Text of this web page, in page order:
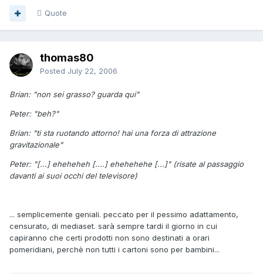
Quote
thomas80
Posted July 22, 2006
Brian: "non sei grasso? guarda qui"
Peter: "beh?"
Brian: "ti sta ruotando attorno! hai una forza di attrazione
gravitazionale"
Peter: "[...] eheheheh [....] ehehehehe [...]" (risate al passaggio
davanti ai suoi occhi del televisore)
... semplicemente geniali. peccato per il pessimo adattamento,
censurato, di mediaset. sarà sempre tardi il giorno in cui
capiranno che certi prodotti non sono destinati a orari
pomeridiani, perchè non tutti i cartoni sono per bambini...